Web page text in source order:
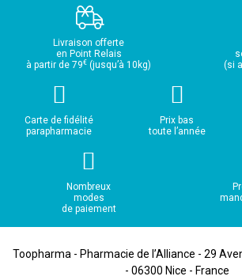
Livraison offerte
en Point Relais
à partir de 79€ (jusqu’à 10kg)
(si
Carte de fidélité
parapharmacie
Prix bas
toute l’année
Nombreux
modes
de paiement
Toopharma - Pharmacie de l’Alliance - 29
- 06300 Nice - France